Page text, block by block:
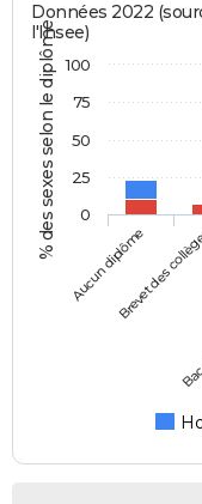
% des sexes selon le diplôme
Données 2022
l'Insee)
Aucun diplôme
Brevet des
0
25
50
75
100